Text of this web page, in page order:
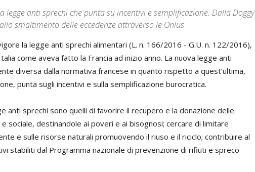
legge anti sprechi che punta su incentivi e semplificazione. Dalla Doggy
smaltimento delle eccedenze attraverso le Onlus
la legge anti sprechi alimentari (L. n. 166/2016 - G.U. n. 122/2016),
come aveva fatto la Francia ad inizio anno. La nuova legge anti
diversa dalla normativa francese in quanto rispetto a quest’ultima,
punta sugli incentivi e sulla semplificazione burocratica.
anti sprechi sono quelli di favorire il recupero e la donazione delle
sociale, destinandole ai poveri e ai bisognosi; cercare di limitare
e sulle risorse naturali promuovendo il riuso e il riciclo; contribuire al
stabiliti dal Programma nazionale di prevenzione di rifiuti e spreco